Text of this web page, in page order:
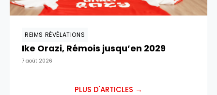
REIMS RÉVÉLATIONS
Ike Orazi, Rémois jusqu’en 2029
7 août 2026
PLUS D'ARTICLES →